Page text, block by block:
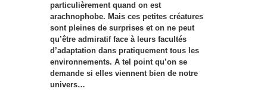
particulièrement quand on est
arachnophobe. Mais ces petites créatures
sont pleines de surprises et on ne peut
qu’être admiratif face à leurs facultés
d’adaptation dans pratiquement tous les
environnements. A tel point qu’on se
demande si elles viennent bien de notre
univers…